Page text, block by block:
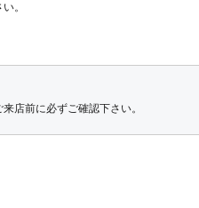
。
店前に必ずご確認下さい。